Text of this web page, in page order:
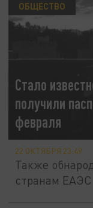
Стало
получили
февраля
ОБЩЕСТВО
22 ОКТЯБРЯ 23:49
Также
странам ЕАЭС